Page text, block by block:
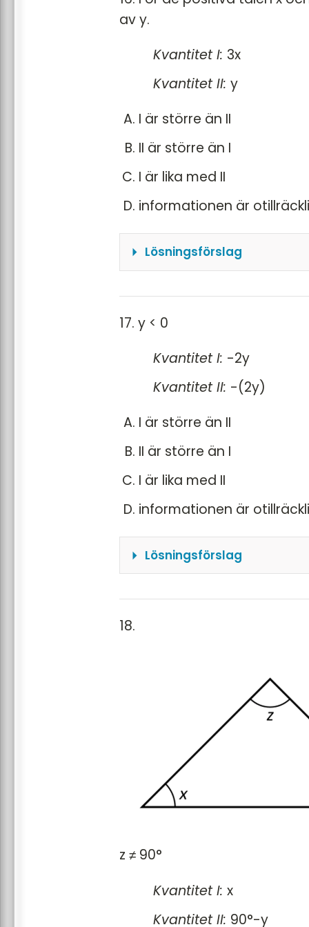
\(\frac{30}{70} +
{63} \text{ timmar } \)
Nu jämför vi med
Alltså är II > I
Svar: B
av y.
Kvantitet I: 3x
Kvantitet II: y
I är större än II
II är större än I
I är lika med II
informationen är
Lösningsförslag
50% av y kan skrivas
Eftersom de är lika med
Multiplicera båda
Svar: C
17. y < 0
Kvantitet I: -2y
Kvantitet II: -(2y)
I är större än II
II är större än I
I är lika med II
informationen är
Lösningsförslag
Till exempel om \(y =-
18.
z ≠ 90°
Kvantitet I: x
Kvantitet II: 90°-y